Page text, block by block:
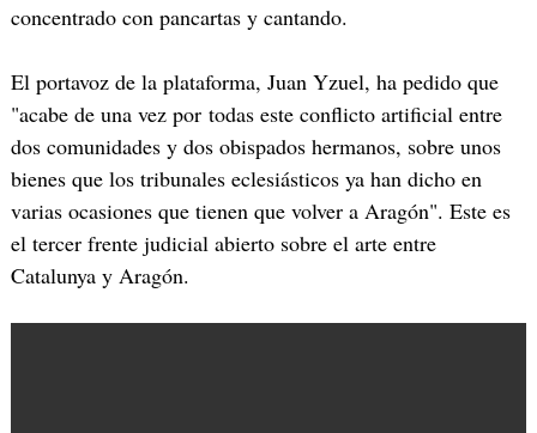
concentrado con pancartas y cantando.
El portavoz de la plataforma, Juan Yzuel, ha pedido que
"acabe de una vez por todas este conflicto artificial entre
dos comunidades y dos obispados hermanos, sobre unos
bienes que los tribunales eclesiásticos ya han dicho en
varias ocasiones que tienen que volver a Aragón". Este es
el tercer frente judicial abierto sobre el arte entre
Catalunyay Aragón.